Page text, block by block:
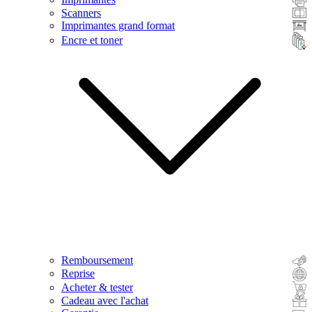
Scanners
Imprimantes grand format
Encre et toner
Remboursement
Reprise
Acheter & tester
Cadeau avec l'achat